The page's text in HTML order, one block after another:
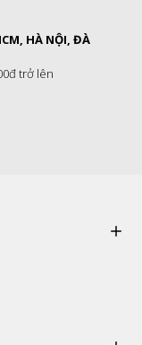
HÀ NỘI, ĐÀ
trở lên